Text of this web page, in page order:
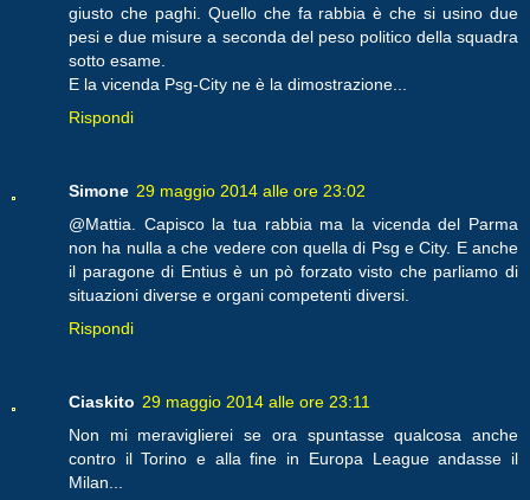
giusto che paghi. Quello che fa rabbia è che si usino due
pesi e due misure a seconda del peso politico della squadra
sotto esame.
E la vicenda Psg-City ne è la dimostrazione...
Rispondi
Simone 29 maggio 2014 alle ore 23:02
@Mattia. Capisco la tua rabbia ma la vicenda del Parma
non ha nulla a che vedere con quella di Psg e City. E anche
il paragone di Entius è un pò forzato visto che parliamo di
situazioni diverse e organi competenti diversi.
Rispondi
Ciaskito 29 maggio 2014 alle ore 23:11
Non mi meraviglierei se ora spuntasse qualcosa anche
contro il Torino e alla fine in Europa League andasse il
Milan...